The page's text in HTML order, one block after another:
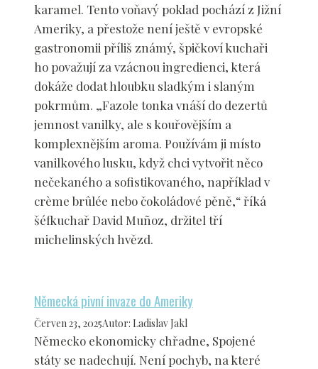
karamel. Tento voňavý poklad pochází z Jižní
Ameriky, a přestože není ještě v evropské
gastronomii příliš známý, špičkoví kuchaři
ho považují za vzácnou ingredienci, která
dokáže dodat hloubku sladkým i slaným
pokrmům. „Fazole tonka vnáší do dezertů
jemnost vanilky, ale s kouřovějším a
komplexnějším aroma. Používám ji místo
vanilkového lusku, když chci vytvořit něco
nečekaného a sofistikovaného, například v
crème brûlée nebo čokoládové pěně,“ říká
šéfkuchař David Muñoz, držitel tří
michelinských hvězd.
Německá pivní invaze do Ameriky
Červen 23, 2025Autor: Ladislav Jakl
Německo ekonomicky chřadne, Spojené
státy se nadechují. Není pochyb, na které